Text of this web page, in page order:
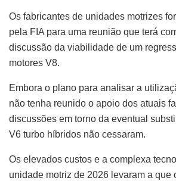
Os fabricantes de unidades motrizes
pela FIA para uma reunião que terá
discussão da viabilidade de um
motores V8.
Embora o plano para analisar a
não tenha reunido o apoio dos atuais
discussões em torno da eventual
V6 turbo híbridos não cessaram.
Os elevados custos e a complexa
unidade motriz de 2026 levaram a que